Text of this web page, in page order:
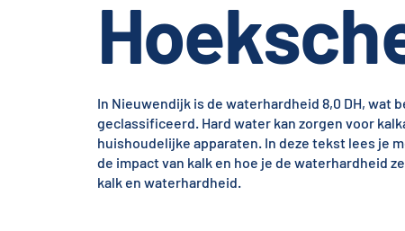
In Nieuwendijk is de waterhardheid 8,0 DH, wat
geclassificeerd. Hard water kan zorgen voor
huishoudelijke apparaten. In deze tekst lees je
de impact van kalk en hoe je de waterhardheid
kalk en waterhardheid.